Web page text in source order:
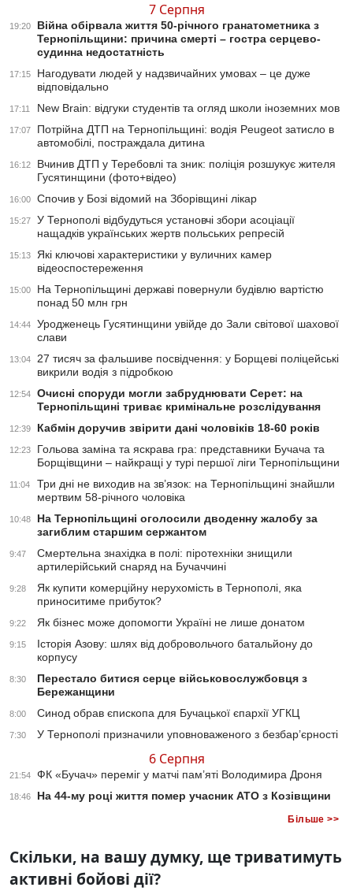
7 Серпня
19:20
Війна обірвала життя 50-річного гранатометника з
Тернопільщини: причина смерті – гостра серцево-
судинна недостатність
17:15
Нагодувати людей у надзвичайних умовах – це дуже
відповідально
17:11 New Brain: відгуки студентів та огляд школи іноземних мов
17:07
Потрійна ДТП на Тернопільщині: водія Peugeot затисло в
автомобілі, постраждала дитина
16:12
Вчинив ДТП у Теребовлі та зник: поліція розшукує жителя
Гусятинщини (фото+відео)
16:00 Спочив у Бозі відомий на Зборівщині лікар
15:27
У Тернополі відбудуться установчі збори асоціації
нащадків українських жертв польських репресій
15:13
Які ключові характеристики у вуличних камер
відеоспостереження
15:00
На Тернопільщині державі повернули будівлю вартістю
понад 50 млн грн
14:44
Уродженець Гусятинщини увійде до Зали світової шахової
слави
13:04
27 тисяч за фальшиве посвідчення: у Борщеві поліцейські
викрили водія з підробкою
12:54
Очисні споруди могли забруднювати Серет: на
Тернопільщині триває кримінальне розслідування
12:39 Кабмін доручив звірити дані чоловіків 18-60 років
12:23
Гольова заміна та яскрава гра: представники Бучача та
Борщівщини – найкращі у турі першої ліги Тернопільщини
11:04
Три дні не виходив на зв’язок: на Тернопільщині знайшли
мертвим 58-річного чоловіка
10:48
На Тернопільщині оголосили дводенну жалобу за
загиблим старшим сержантом
9:47
Смертельна знахідка в полі: піротехніки знищили
артилерійський снаряд на Бучаччині
9:28
Як купити комерційну нерухомість в Тернополі, яка
приноситиме прибуток?
9:22 Як бізнес може допомогти Україні не лише донатом
9:15
Історія Азову: шлях від добровольчого батальйону до
корпусу
8:30
Перестало битися серце військовослужбовця з
Бережанщини
8:00 Синод обрав єпископа для Бучацької єпархії УГКЦ
7:30 У Тернополі призначили уповноваженого з безбар’єрності
6 Серпня
21:54 ФК «Бучач» переміг у матчі пам’яті Володимира Дроня
18:46 На 44-му році життя помер учасник АТО з Козівщини
Більше >>
Скільки, на вашу думку, ще триватимуть
активні бойові дії?